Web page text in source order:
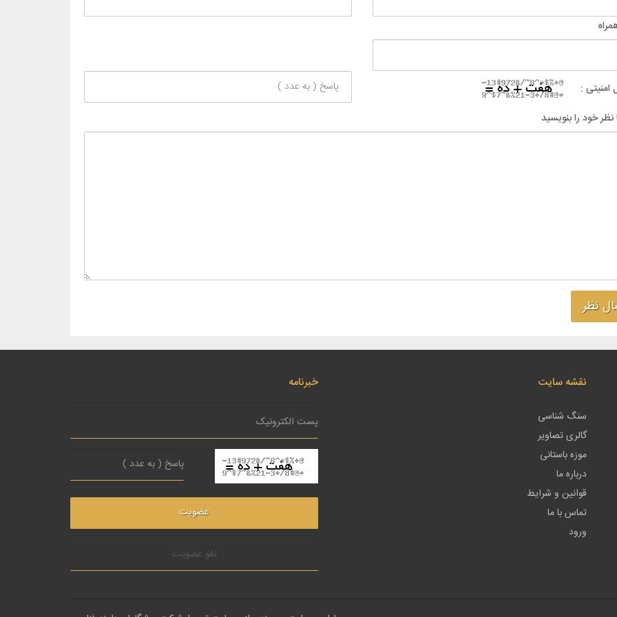
امنیتی :
خود را بنویسید
نقشه سایت
سنگ شناسی
گالری تصاویر
موزه باستانی
درباره ما
قوانین و شرایط
تماس با ما
ورود
خبرنامه
لغو عضویت